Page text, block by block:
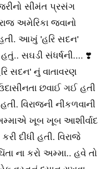
સીમંત પ્રસંગ
અમેરિકા જવાનો
હતી. આખું 'હરિ સદન'
સઘડી સંધર્ષની.... ❣️
સદન' નું વાતાવરણ
છવાઈ ગઈ હતી
વિરાજની નીકળવાની
ખૂબ ખૂબ આશીર્વાદ
દીધી હતી. વિરાજે
ના કરો અમ્મા.. હવે તો